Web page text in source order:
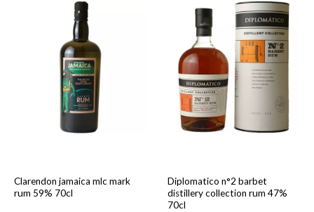
Clarendon jamaica mlc mark
rum 59% 70cl
Diplomatico n°2 barbet
distillery collection rum 47%
70cl